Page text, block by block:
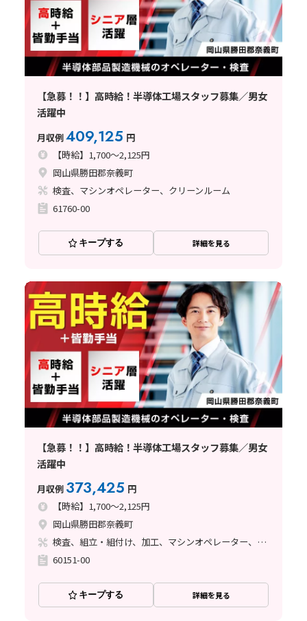
【急募！！】高時給！半導体工場スタッフ募集／男女
活躍中
月収例409,125 円
【時給】1,700～2,125円
岡山県勝田郡奈義町
検査、マシンオペレーター、クリーンルーム
61760-00
キープする 詳細を見る
【急募！！】高時給！半導体工場スタッフ募集／男女
活躍中
月収例 373,425 円
【時給】1,700～2,125円
岡山県勝田郡奈義町
検査、組立・組付け、加工、マシンオペレーター、バリ取り
60151-00
キープする 詳細を見る